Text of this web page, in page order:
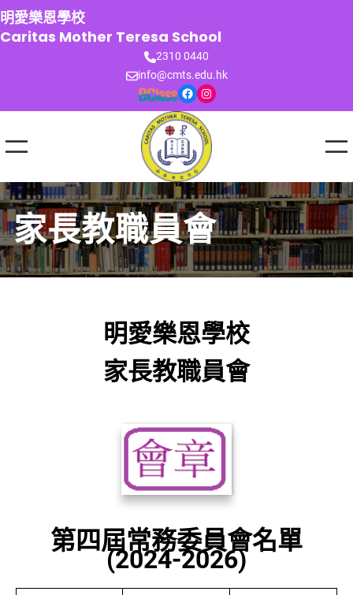
跳
至
主
明愛樂恩學校
Caritas Mother Teresa School
2310 0440
info@cmts.edu.hk
Facebook Instagram
家長教職員會
明愛樂恩學校
家長教職員會
第四屆常務委員會名單
(2024-2026)